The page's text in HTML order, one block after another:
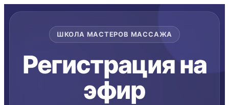
ШКОЛА МАСТЕРОВ МАССАЖА
Регистрация на
эфир